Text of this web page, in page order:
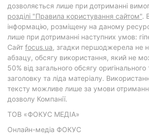
дозволяється лише при дотриманні
розділі "Правила користування сайтом".
інформацію, розміщену на даному
лише при дотриманні наступних умов:
Cайт focus.ua, згадки першоджерела не
абзацу, обсягу використання, який не
50% від загального обсягу оригінального
заголовку та ліда матеріалу.
тексту можливе лише за умови
дозволу Компанії.
ТОВ «ФОКУС МЕДІА»
Онлайн-медіа ФОКУС